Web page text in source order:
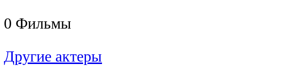
0 Фильмы
Другие актеры